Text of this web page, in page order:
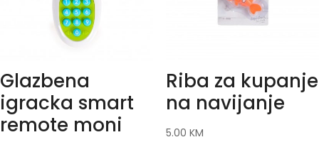
Glazbena
igracka smart
remote moni
Riba za kupanje
na navijanje
5.00 KM